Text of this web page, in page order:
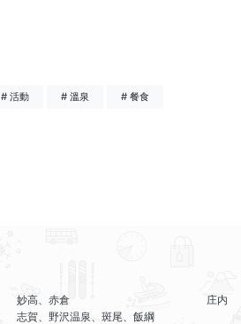
# 活動 # 溫泉 # 餐食
妙高、赤倉
志賀、野沢温泉、斑尾、飯綱
庄内